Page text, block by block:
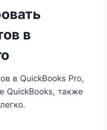
в
в QuickBooks Pro,
QuickBooks, также